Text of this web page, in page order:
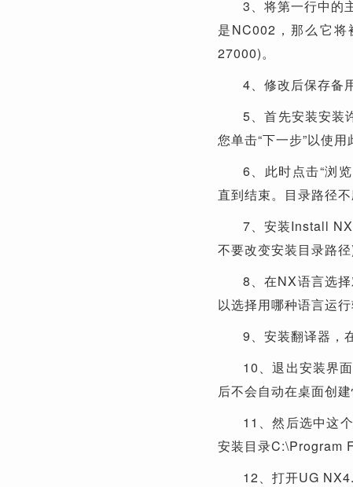
3、将第一行中的
是NC002，那么它
27000)。
4、修改后保存备用
5、首先安装安装
您单击“下一步”以使
6、此时点击“浏
直到结束。目录路径不
7、安装Install
不要改变安装目录路径)
8、在NX语言选
以选择用哪种语言运行
9、安装翻译器，
10、退出安装界
后不会自动在桌面创
11、然后选中这
安装目录C:\Program
12、打开UG